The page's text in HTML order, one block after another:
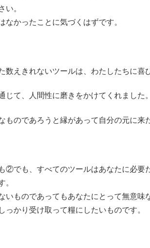
い。
なかったことに気づくはずです。
数えきれないツールは、わたしたちに喜
じて、人間性に磨きをかけてくれました。
ものであろうと縁があって自分の元に来
②でも、すべてのツールはあなたに必要
。
いものであってもあなたにとって無意味
っかり受け取って糧にしたいものです。